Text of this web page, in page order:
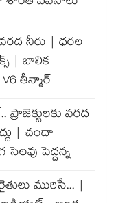
నీరు | ధరల
| బాలిక
తీన్మార్
వరద
| చందా
పెద్దన్న
మురిసే... |